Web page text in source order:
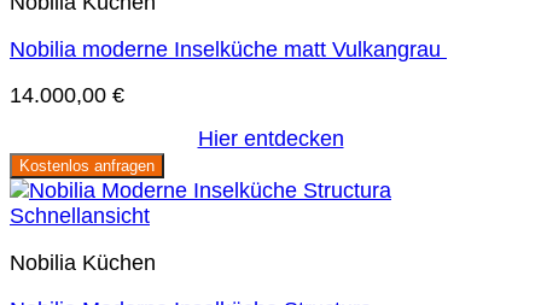
Nobilia moderne Inselküche matt Vulkangrau
14.000,00 €
Hier entdecken
Kostenlos anfragen
Schnellansicht
Nobilia Küchen